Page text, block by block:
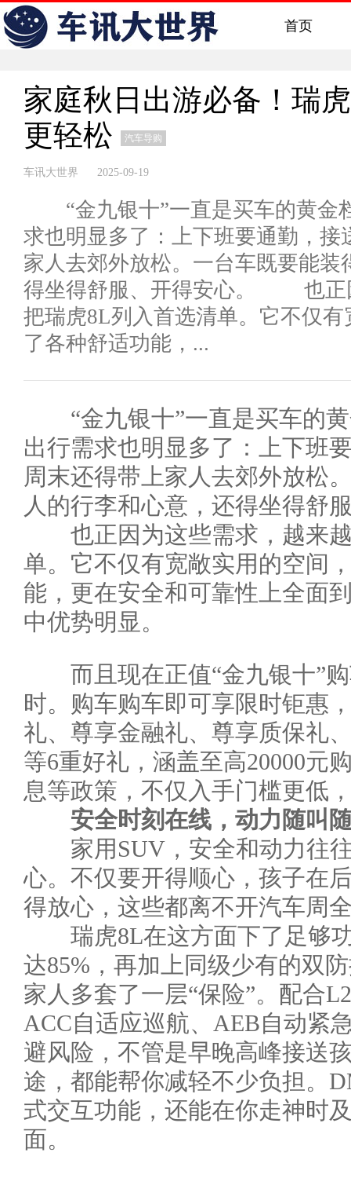
首页
家庭秋日出游必备！瑞
更轻松
汽车导购
车讯大世界 2025-09-19
“金九银十”一直是买车的黄金
求也明显多了：上下班要通勤，
家人去郊外放松。一台车既要能
得坐得舒服、开得安心。 也正
把瑞虎8L列入首选清单。它不仅
了各种舒适功能，...
“金九银十”一直是买车的黄
出行需求也明显多了：上下班
周末还得带上家人去郊外放松
人的行李和心意，还得坐得舒
也正因为这些需求，越来越
单。它不仅有宽敞实用的空间
能，更在安全和可靠性上全面
中优势明显。
而且现在正值“金九银十”购
时。购车购车即可享限时钜惠
礼、尊享金融礼、尊享质保礼
等6重好礼，涵盖至高20000元
息等政策，不仅入手门槛更低
安全时刻在线 ， 动力随叫
家用SUV，安全和动力往往
心。不仅要开得顺心，孩子在
得放心，这些都离不开汽车周
瑞虎8L在这方面下了足够功
达85%，再加上同级少有的双
家人多套了一层“保险”。配合
ACC自适应巡航、AEB自动紧
避风险，不管是早晚高峰接送
途，都能帮你减轻不少负担。
式交互功能，还能在你走神时
面。